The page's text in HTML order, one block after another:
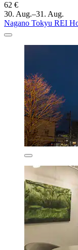
62 €
30. Aug.–31. Aug.
Nagano Tokyu REI